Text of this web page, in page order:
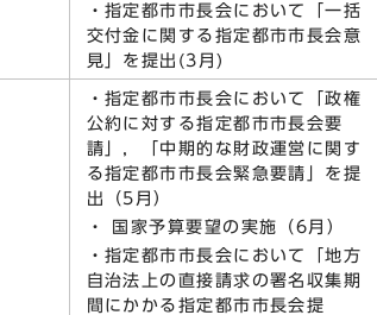
・指定都市市長会において「一括
交付金に関する指定都市市長会意
見」を提出(3月)
・指定都市市長会において「政権
公約に対する指定都市市長会要
請」，「中期的な財政運営に関す
る指定都市市長会緊急要請」を提
出（5月）
・ 国家予算要望の実施（6月）
・指定都市市長会において「地方
自治法上の直接請求の署名収集期
間にかかる指定都市市長会提